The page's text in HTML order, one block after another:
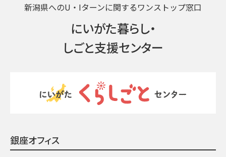
新潟県へのU・Iターンに関するワンストップ窓口
にいがた暮らし・
しごと支援センター
銀座オフィス